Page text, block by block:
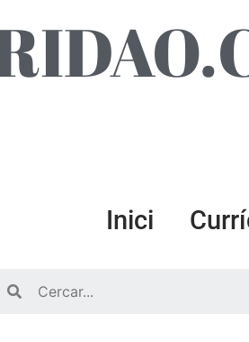
Inici